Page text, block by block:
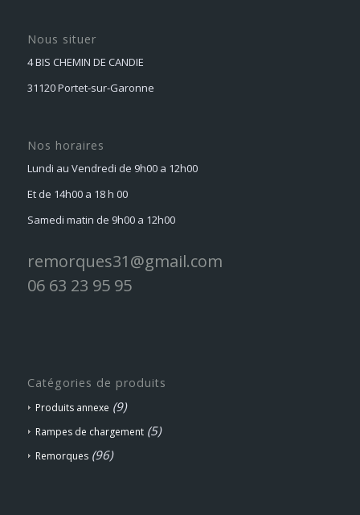
Nous situer
4 BIS CHEMIN DE CANDIE
31120 Portet-sur-Garonne
Nos horaires
Lundi au Vendredi de 9h00 a 12h00
Et de 14h00 a 18 h 00
Samedi matin de 9h00 a 12h00
remorques31@gmail.com
06 63 23 95 95
Catégories de produits
Produits annexe (9)
Rampes de chargement (5)
Remorques (96)